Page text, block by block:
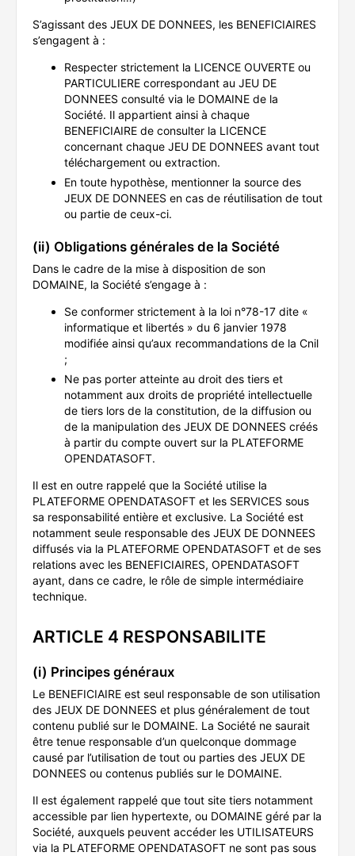
S’agissant des JEUX DE DONNEES, les BENEFICIAIRES
s’engagent à :
Respecter strictement la LICENCE OUVERTE ou
PARTICULIERE correspondant au JEU DE
DONNEES consulté via le DOMAINE de la
Société. Il appartient ainsi à chaque
BENEFICIAIRE de consulter la LICENCE
concernant chaque JEU DE DONNEES avant tout
téléchargement ou extraction.
En toute hypothèse, mentionner la source des
JEUX DE DONNEES en cas de réutilisation de tout
ou partie de ceux-ci.
(ii) Obligations générales de la Société
Dans le cadre de la mise à disposition de son
DOMAINE, la Société s’engage à :
Se conformer strictement à la loi n°78-17 dite «
informatique et libertés » du 6 janvier 1978
modifiée ainsi qu’aux recommandations de la Cnil
;
Ne pas porter atteinte au droit des tiers et
notamment aux droits de propriété intellectuelle
de tiers lors de la constitution, de la diffusion ou
de la manipulation des JEUX DE DONNEES créés
à partir du compte ouvert sur la PLATEFORME
OPENDATASOFT.
Il est en outre rappelé que la Société utilise la
PLATEFORME OPENDATASOFT et les SERVICES sous
sa responsabilité entière et exclusive. La Société est
notamment seule responsable des JEUX DE DONNEES
diffusés via la PLATEFORME OPENDATASOFT et de ses
relations avec les BENEFICIAIRES, OPENDATASOFT
ayant, dans ce cadre, le rôle de simple intermédiaire
technique.
ARTICLE 4 RESPONSABILITE
(i) Principes généraux
Le BENEFICIAIRE est seul responsable de son utilisation
des JEUX DE DONNEES et plus généralement de tout
contenu publié sur le DOMAINE. La Société ne saurait
être tenue responsable d’un quelconque dommage
causé par l’utilisation de tout ou parties des JEUX DE
DONNEES ou contenus publiés sur le DOMAINE.
Il est également rappelé que tout site tiers notamment
accessible par lien hypertexte, ou DOMAINE géré par la
Société, auxquels peuvent accéder les UTILISATEURS
via la PLATEFORME OPENDATASOFT ne sont pas sous